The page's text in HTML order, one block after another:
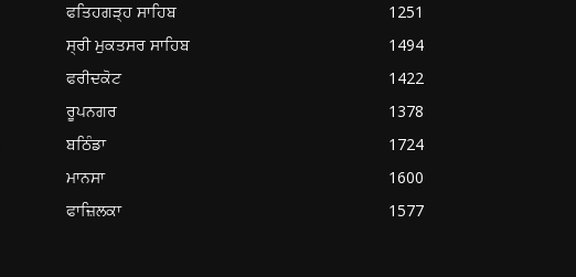
ਫਤਿਹਗੜ੍ਹ ਸਾਹਿਬ
1251
ਸ੍ਰੀ ਮੁਕਤਸਰ ਸਾਹਿਬ
1494
ਫਰੀਦਕੋਟ
1422
ਰੂਪਨਗਰ
1378
ਬਠਿੰਡਾ
1724
ਮਾਨਸਾ
1600
ਫਾਜ਼ਿਲਕਾ
1577